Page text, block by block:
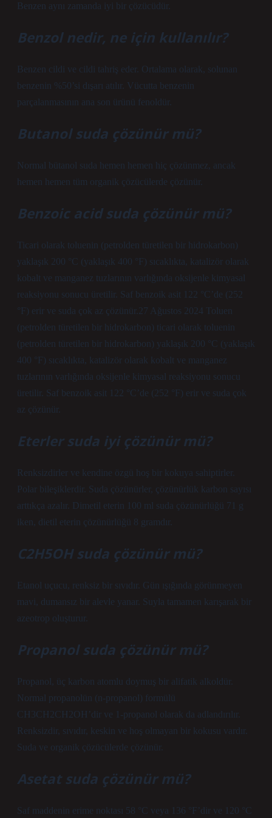
Benzen aynı zamanda iyi bir çözücüdür.
Benzol nedir, ne için kullanılır?
Benzen cildi ve cildi tahriş eder. Ortalama olarak, solunan
benzenin %50’si dışarı atılır. Vücutta benzenin
parçalanmasının ana son ürünü fenoldür.
Butanol suda çözünür mü?
Normal bütanol suda hemen hemen hiç çözünmez, ancak
hemen hemen tüm organik çözücülerde çözünür.
Benzoic acid suda çözünür mü?
Ticari olarak toluenin (petrolden türetilen bir hidrokarbon)
yaklaşık 200 °C (yaklaşık 400 °F) sıcaklıkta, katalizör olarak
kobalt ve manganez tuzlarının varlığında oksijenle kimyasal
reaksiyonu sonucu üretilir. Saf benzoik asit 122 °C’de (252
°F) erir ve suda çok az çözünür.27 Ağustos 2024 Toluen
(petrolden türetilen bir hidrokarbon) ticari olarak toluenin
(petrolden türetilen bir hidrokarbon) yaklaşık 200 °C (yaklaşık
400 °F) sıcaklıkta, katalizör olarak kobalt ve manganez
tuzlarının varlığında oksijenle kimyasal reaksiyonu sonucu
üretilir. Saf benzoik asit 122 °C’de (252 °F) erir ve suda çok
az çözünür.
Eterler suda iyi çözünür mü?
Renksizdirler ve kendine özgü hoş bir kokuya sahiptirler.
Polar bileşiklerdir. Suda çözünürler, çözünürlük karbon sayısı
arttıkça azalır. Dimetil eterin 100 ml suda çözünürlüğü 71 g
iken, dietil eterin çözünürlüğü 8 gramdır.
C2H5OH suda çözünür mü?
Etanol uçucu, renksiz bir sıvıdır. Gün ışığında görünmeyen
mavi, dumansız bir alevle yanar. Suyla tamamen karışarak bir
azeotrop oluşturur.
Propanol suda çözünür mü?
Propanol, üç karbon atomlu doymuş bir alifatik alkoldür.
Normal propanolün (n-propanol) formülü
CH3CH2CH2OH’dir ve 1-propanol olarak da adlandırılır.
Renksizdir, sıvıdır, keskin ve hoş olmayan bir kokusu vardır.
Suda ve organik çözücülerde çözünür.
Asetat suda çözünür mü?
Saf maddenin erime noktası 58 °C veya 136 °F’dir ve 120 °C